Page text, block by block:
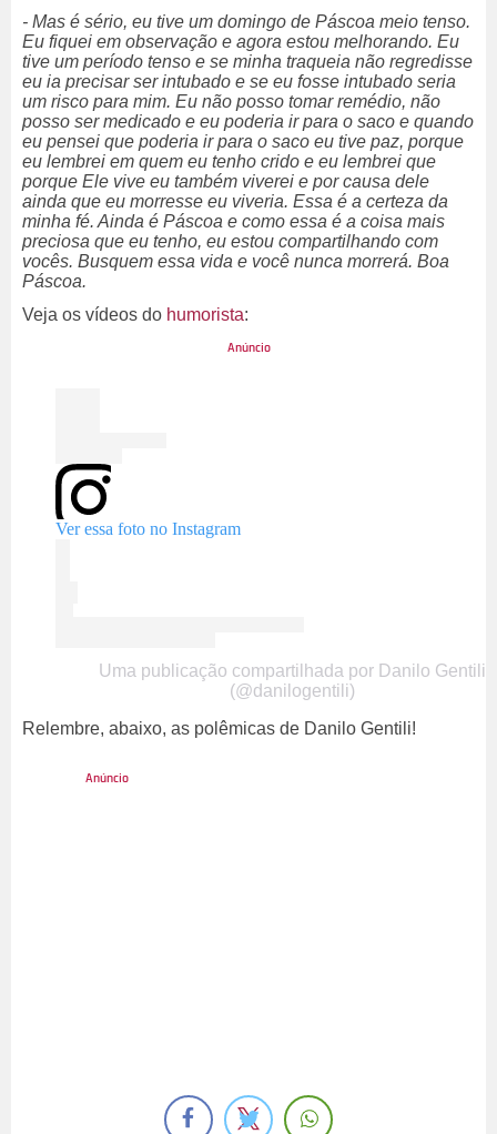
- Mas é sério, eu tive um domingo de Páscoa meio tenso.
Eu fiquei em observação e agora estou melhorando. Eu
tive um período tenso e se minha traqueia não regredisse
eu ia precisar ser intubado e se eu fosse intubado seria
um risco para mim. Eu não posso tomar remédio, não
posso ser medicado e eu poderia ir para o saco e quando
eu pensei que poderia ir para o saco eu tive paz, porque
eu lembrei em quem eu tenho crido e eu lembrei que
porque Ele vive eu também viverei e por causa dele
ainda que eu morresse eu viveria. Essa é a certeza da
minha fé. Ainda é Páscoa e como essa é a coisa mais
preciosa que eu tenho, eu estou compartilhando com
vocês. Busquem essa vida e você nunca morrerá. Boa
Páscoa.
Veja os vídeos do humorista:
Ver essa foto no Instagram
Uma publicação compartilhada por Danilo Gentili
(@danilogentili)
Relembre, abaixo, as polêmicas de Danilo Gentili!